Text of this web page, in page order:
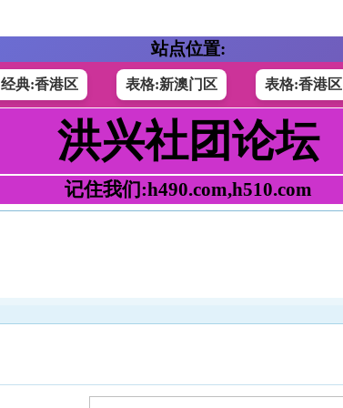
站点位置:
经典:香港区 表格:新澳门区 表格:香港区
洪兴社团论坛
记住我们:h490.com,h510.com